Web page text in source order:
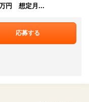
円 想定月...
応募する